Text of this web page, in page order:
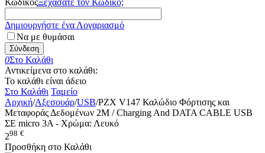
ΚώδικόςΞεχάσατε τον Κωδικό;
Δημιουργήστε ένα Λογαριασμό
Να με θυμάσαι
Σύνδεση
0Στο Καλάθι
Αντικείμενα στο καλάθι:
Το καλάθι είναι άδειο
Στο Καλάθι Ταμείο
Αρχική/Αξεσουάρ/USB/PZX V147 Καλώδιο Φόρτισης και
Μεταφοράς Δεδομένων 2M / Charging And DATA CABLE USB
ΣΕ micro 3A - Χρώμα: Λευκό
298 €
Προσθήκη στο Καλάθι